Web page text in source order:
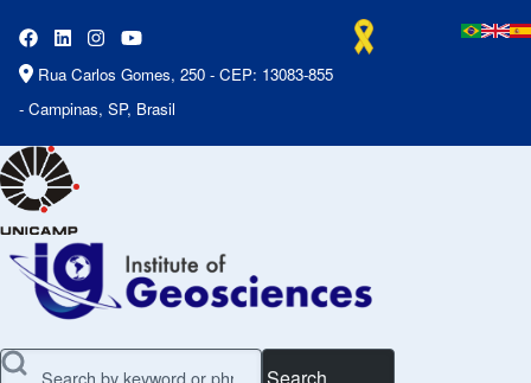
Rua Carlos Gomes, 250 - CEP: 13083-855
- Campinas, SP, Brasil
Search